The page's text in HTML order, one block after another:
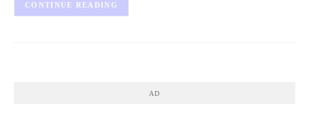
CONTINUE READING
AD